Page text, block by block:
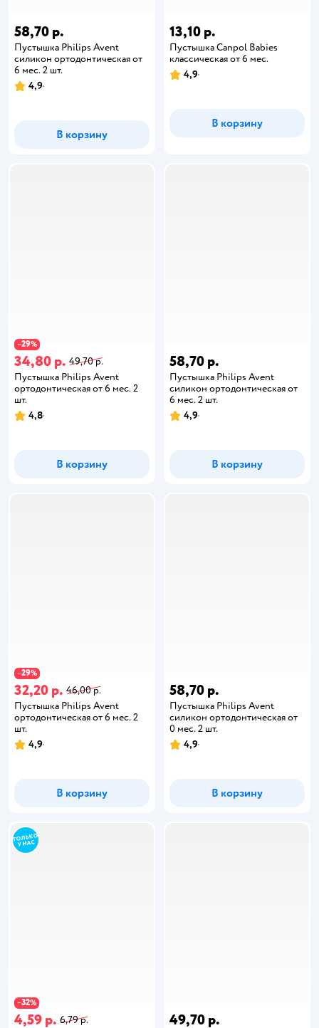
58,70 р.
Пустышка Philips Avent
силикон ортодонтическая от
6 мес. 2 шт.
4,9
В корзину
13,10 р.
Пустышка Canpol Babies
классическая от 6 мес.
4,9
В корзину
−29%
34,80 р. 49,70 р.
Пустышка Philips Avent
ортодонтическая от 6 мес. 2
шт.
4,8
В корзину
58,70 р.
Пустышка Philips Avent
силикон ортодонтическая от
6 мес. 2 шт.
4,9
В корзину
−29%
32,20 р. 46,00 р.
Пустышка Philips Avent
ортодонтическая от 6 мес. 2
шт.
4,9
В корзину
58,70 р.
Пустышка Philips Avent
силикон ортодонтическая от
0 мес. 2 шт.
4,9
В корзину
−32%
4,59 р. 6,79 р.
49,70 р.